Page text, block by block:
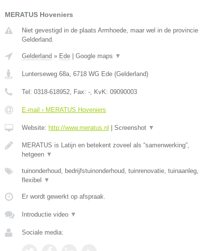
MERATUS Hoveniers
Niet gevestigd in de plaats Armhoede, maar wel in de provincie
Gelderland.
Gelderland » Ede Google maps ▼
Lunterseweg 68a, 6718 WG Ede (Gelderland)
Tel: 0318-618952, Fax: -, KvK: 09090003
E-mail › MERATUS Hoveniers
Website: http://www.meratus.nl Screenshot ▼
MERATUS is Latijn en betekent zoveel als “samenwerking”,
hetgeen ▼
tuinonderhoud, bedrijfstuinonderhoud, tuinrenovatie, tuinaanleg,
flexibel
▼
Er wordt gewerkt op afspraak.
Introductie video ▼
Sociale media: